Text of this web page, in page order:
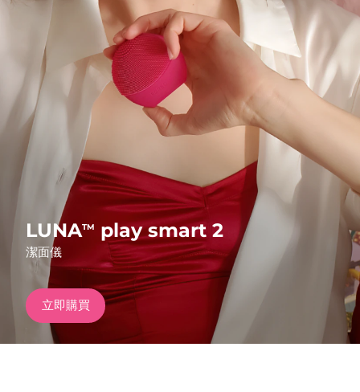
LUNATM play smart 2
潔面儀
立即購買
我的訂閱
FAQ™ Dual LED Panel
熱門產品
特別優惠 暢銷產品
紅光療法
發貨國家
美國 預計送達日期09/08/2026
英國 預計送達日期 08/08/2026
西班牙 08/08/2026
澳洲 預計送達日期 11/08/2026
預計送達日期
德國 預計送達日期
加拿大 預計送達日期